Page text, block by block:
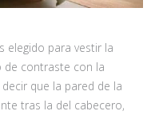
elegido para vestir la
de contraste con la
que la pared de la
tras la del cabecero,